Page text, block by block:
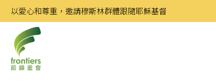
Skip
to
content
以愛心和尊重，邀請穆斯林群體跟隨耶穌基督